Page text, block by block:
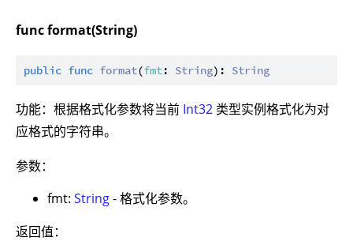
func format(String)
public func format(fmt: String): String
功能：根据格式化参数将当前 Int32 类型实例格式化为对
应格式的字符串。
参数：
fmt: String- 格式化参数。
返回值：